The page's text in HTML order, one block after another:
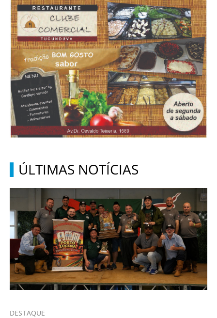
ÚLTIMAS NOTÍCIAS
DESTAQUE